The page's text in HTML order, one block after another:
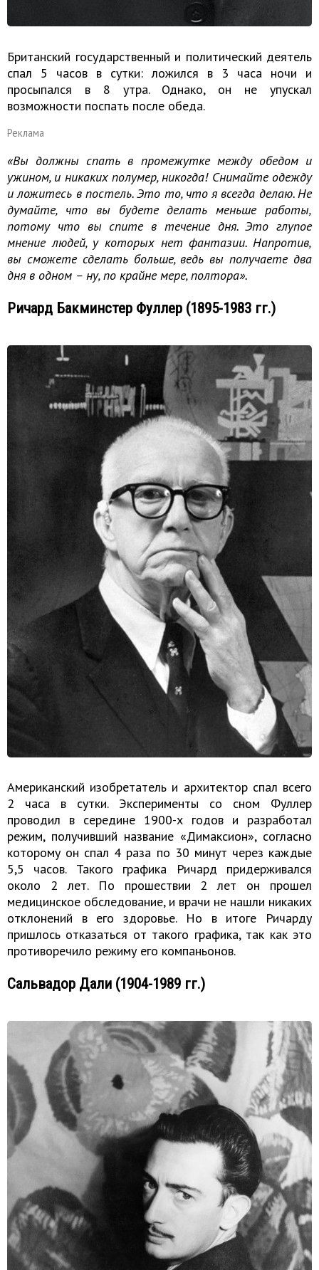
Британский государственный и политический деятель
спал 5 часов в сутки: ложился в 3 часа ночи и
просыпался в 8 утра. Однако, он не упускал
возможности поспать после обеда.
Реклама
«Вы должны спать в промежутке между обедом и
ужином, и никаких полумер, никогда! Снимайте одежду
и ложитесь в постель. Это то, что я всегда делаю. Не
думайте, что вы будете делать меньше работы,
потому что вы спите в течение дня. Это глупое
мнение людей, у которых нет фантазии. Напротив,
вы сможете сделать больше, ведь вы получаете два
дня в одном – ну, по крайне мере, полтора».
Ричард Бакминстер Фуллер (1895-1983 гг.)
Американский изобретатель и архитектор спал всего
2 часа в сутки. Эксперименты со сном Фуллер
проводил в середине 1900-х годов и разработал
режим, получивший название «Димаксион», согласно
которому он спал 4 раза по 30 минут через каждые
5,5 часов. Такого графика Ричард придерживался
около 2 лет. По прошествии 2 лет он прошел
медицинское обследование, и врачи не нашли никаких
отклонений в его здоровье. Но в итоге Ричарду
пришлось отказаться от такого графика, так как это
противоречило режиму его компаньонов.
Сальвадор Дали (1904-1989 гг.)